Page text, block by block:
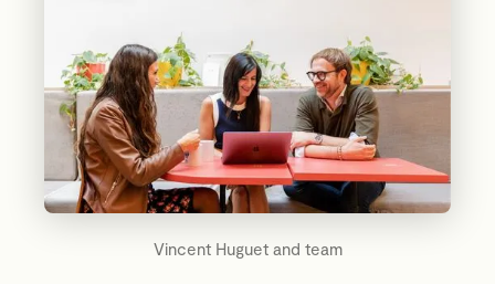
Vincent Huguet and team